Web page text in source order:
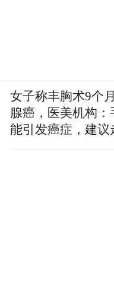
女子称丰胸术9个
腺癌，医美机构：
能引发癌症，建议